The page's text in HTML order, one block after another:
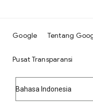
Google Tentang
Pusat Transparansi
Bahasa Indonesia